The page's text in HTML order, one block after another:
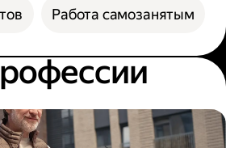
Работа самозанятым